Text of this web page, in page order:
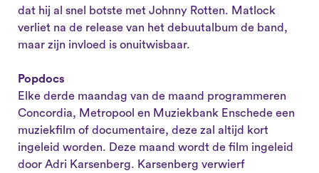
dat hij al snel botste met Johnny Rotten. Matlock
verliet na de release van het debuutalbum de band,
maar zijn invloed is onuitwisbaar.
Popdocs
Elke derde maandag van de maand programmeren
Concordia, Metropool en Muziekbank Enschede een
muziekfilm of documentaire, deze zal altijd kort
ingeleid worden. Deze maand wordt de film ingeleid
door Adri Karsenberg. Karsenberg verwierf